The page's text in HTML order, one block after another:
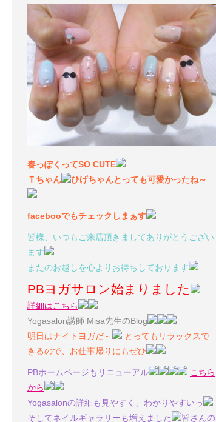
春っぽくってSO CUTE
Ｔちゃん
ひげちゃんとっても可愛かったね～
facebooでもチェックしまぁす
皆様、いつもご来店頂きましてありがとうござい
ます
またのお越しを心よりお待ちしております
PBヨガサロン始まりました
詳細はこちら
Yogasalon講師 Misa先生のBlog
明日はナイトヨガだ～
とってもリラックスで
きるので、お仕事帰りにもぜひ
PBホームページもリニューアル
こちら
から
Yogasalonの詳細も見やすく、わかりやすいっ
そしてネイルギャラリーも増えました
皆さんの